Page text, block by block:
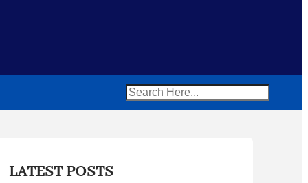
Search
LATEST POSTS